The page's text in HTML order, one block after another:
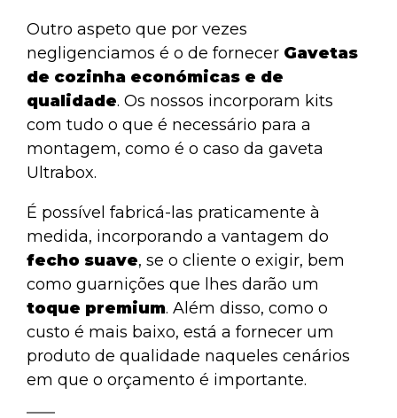
Outro aspeto que por vezes
negligenciamos é o de fornecer Gavetas
de cozinha económicas e de
qualidade. Os nossos incorporam kits
com tudo o que é necessário para a
montagem, como é o caso da gaveta
Ultrabox.
É possível fabricá-las praticamente à
medida, incorporando a vantagem do
fecho suave, se o cliente o exigir, bem
como guarnições que lhes darão um
toque premium. Além disso, como o
custo é mais baixo, está a fornecer um
produto de qualidade naqueles cenários
em que o orçamento é importante.